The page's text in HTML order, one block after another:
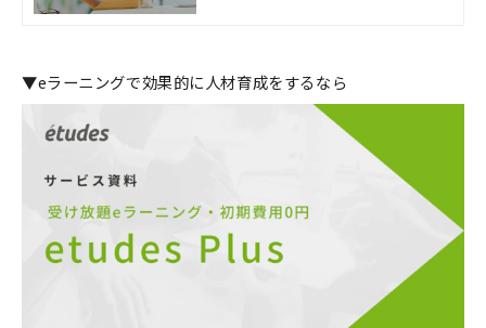
▼eラーニングで効果的に人材育成をするなら